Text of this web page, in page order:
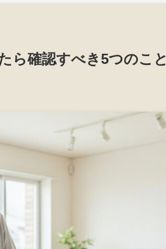
ら確認すべき5つのこと